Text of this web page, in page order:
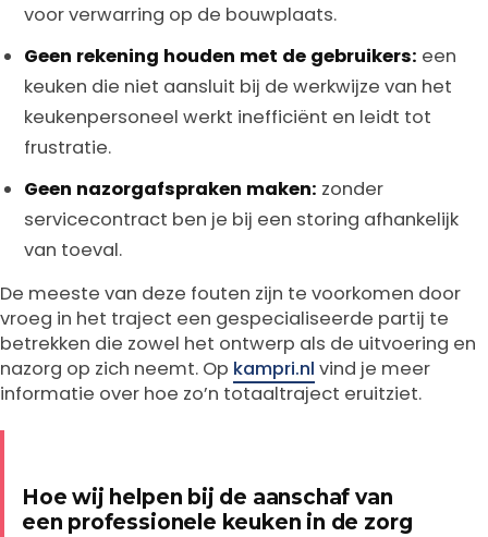
voor verwarring op de bouwplaats.
Geen rekening houden met de gebruikers: een
keuken die niet aansluit bij de werkwijze van het
keukenpersoneel werkt inefficiënt en leidt tot
frustratie.
Geen nazorgafspraken maken: zonder
servicecontract ben je bij een storing afhankelijk
van toeval.
De meeste van deze fouten zijn te voorkomen door
vroeg in het traject een gespecialiseerde partij te
betrekken die zowel het ontwerp als de uitvoering en
nazorg op zich neemt. Op kampri.nl vind je meer
informatie over hoe zo’n totaaltraject eruitziet.
Hoe wij helpen bij de aanschaf van
een professionele keuken in de zorg